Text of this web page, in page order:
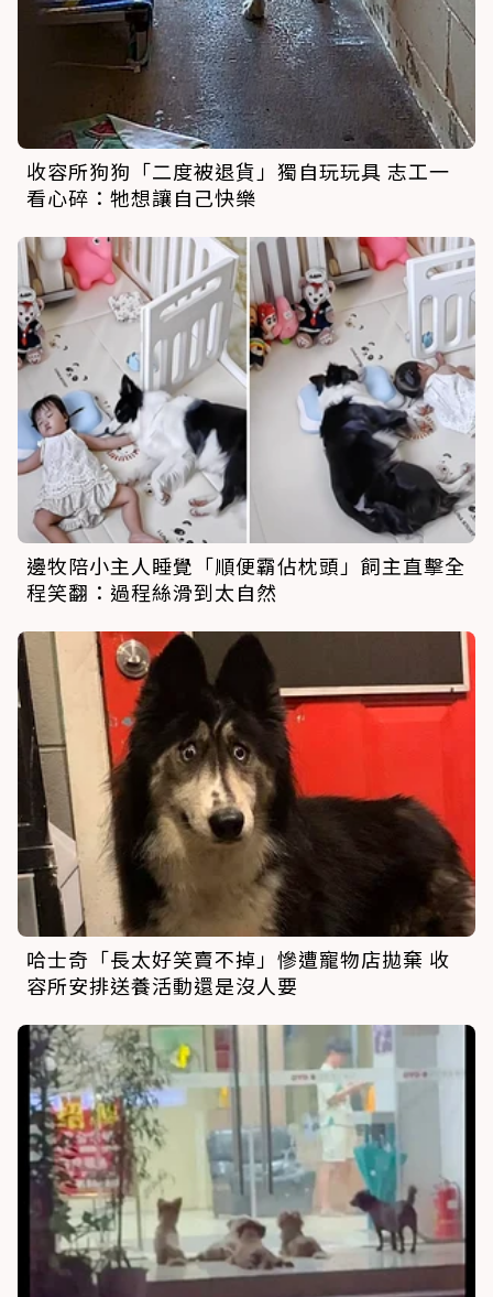
收容所狗狗「二度被退貨」獨自玩玩具 志工一
看心碎：牠想讓自己快樂
邊牧陪小主人睡覺「順便霸佔枕頭」飼主直擊全
程笑翻：過程絲滑到太自然
哈士奇「長太好笑賣不掉」慘遭寵物店拋棄 收
容所安排送養活動還是沒人要